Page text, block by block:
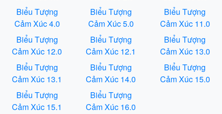
Biểu Tượng
Cảm Xúc 4.0
Biểu Tượng
Cảm Xúc 5.0
Biểu Tượng
Cảm Xúc 11.0
Biểu Tượng
Cảm Xúc 12.0
Biểu Tượng
Cảm Xúc 12.1
Biểu Tượng
Cảm Xúc 13.0
Biểu Tượng
Cảm Xúc 13.1
Biểu Tượng
Cảm Xúc 14.0
Biểu Tượng
Cảm Xúc 15.0
Biểu Tượng
Cảm Xúc 15.1
Biểu Tượng
Cảm Xúc 16.0